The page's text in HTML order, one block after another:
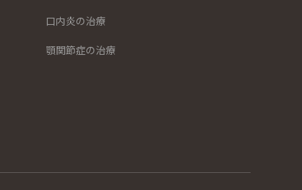
口内炎の治療
顎関節症の治療